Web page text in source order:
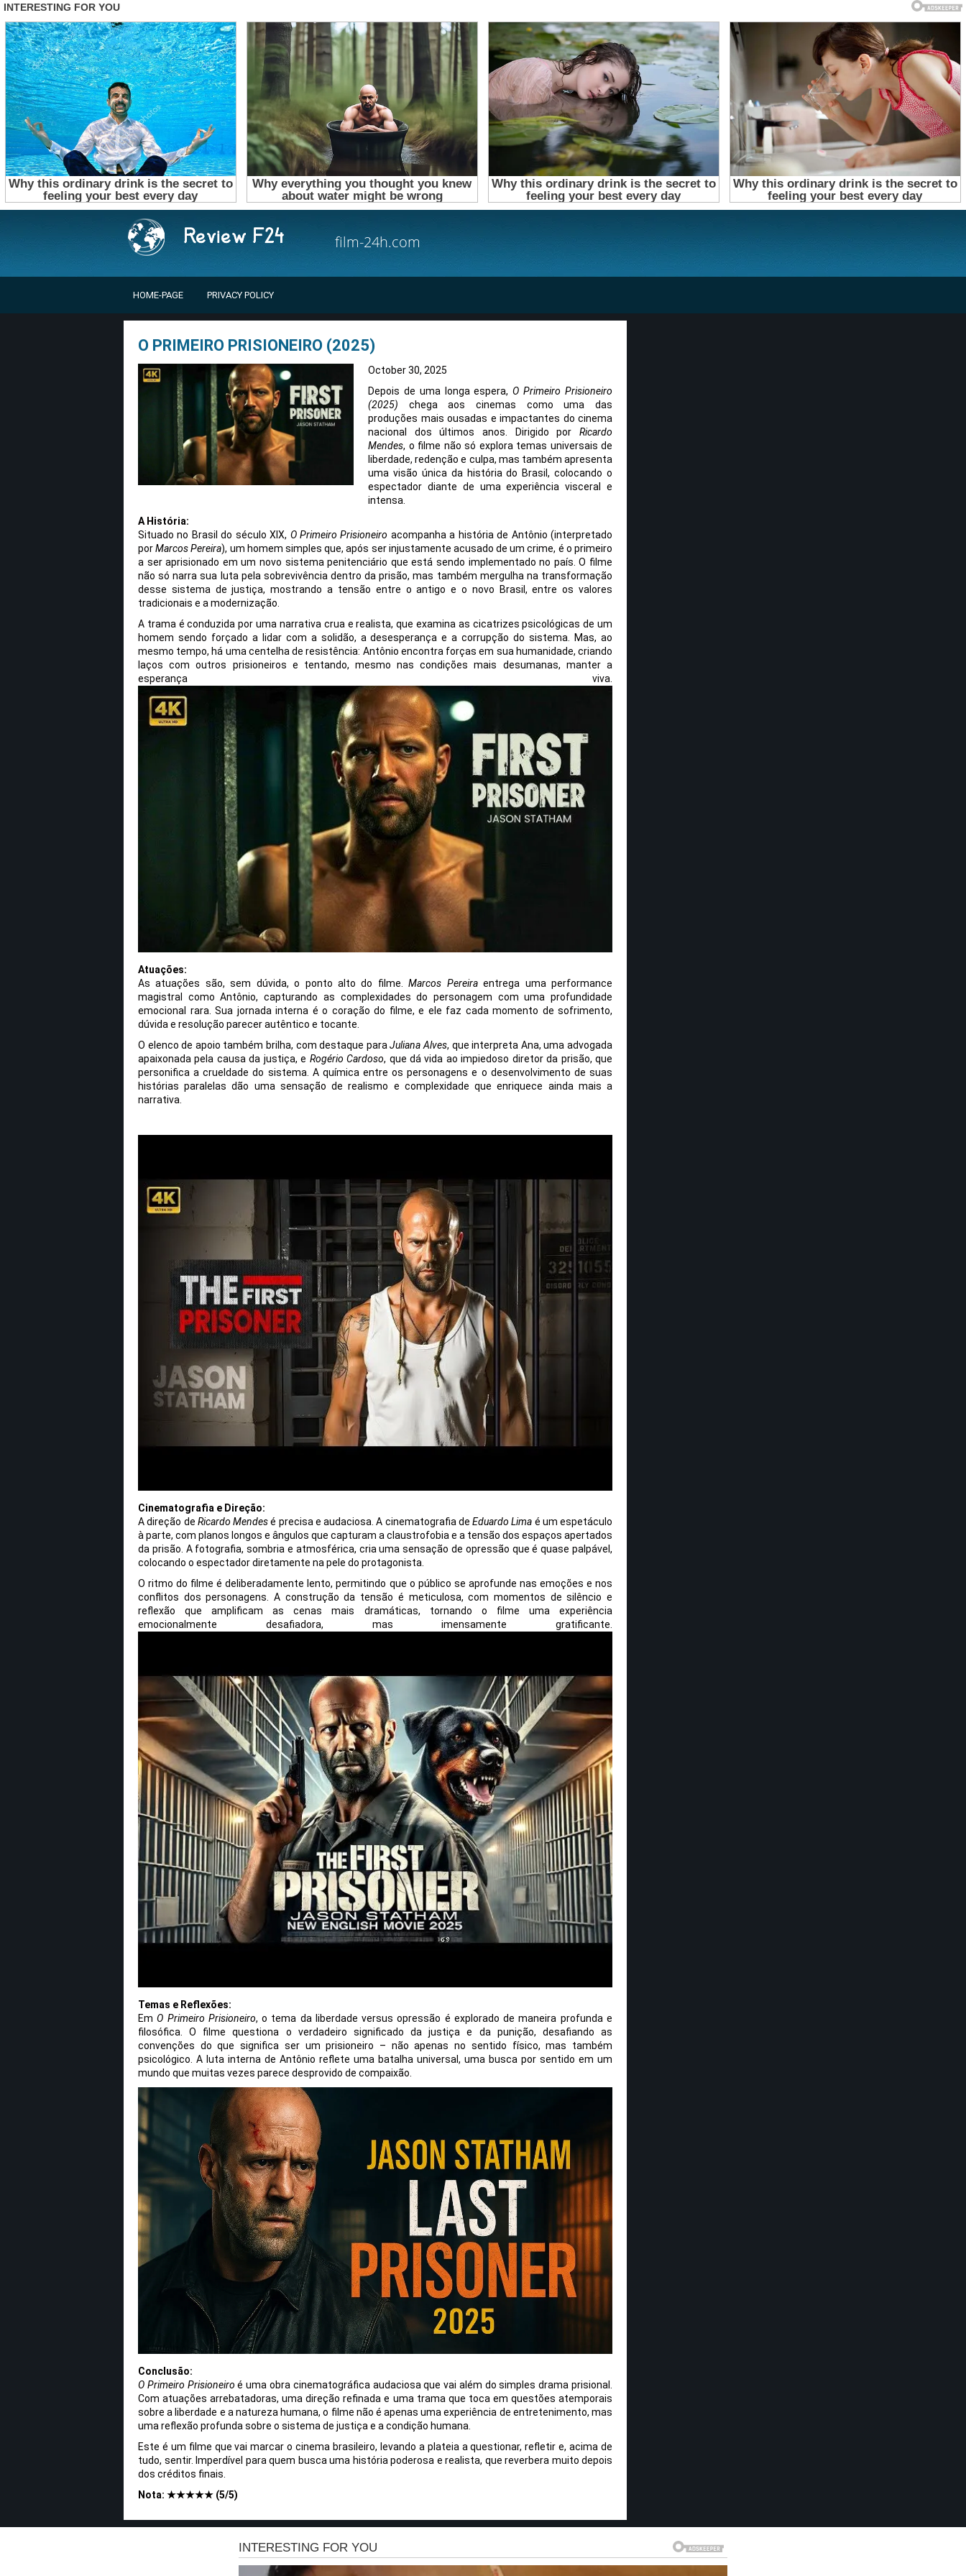
film-24h.com
HOME-PAGE PRIVACY POLICY
O PRIMEIRO PRISIONEIRO (2025)
October 30, 2025
Depois de uma longa espera,O Primeiro Prisioneiro
(2025) chega aos cinemas como uma das
produções mais ousadas e impactantes do cinema
nacional dos últimos anos. Dirigido por Ricardo
Mendes, o filme não só explora temas universais de
liberdade, redenção e culpa, mas também apresenta
uma visão única da história do Brasil, colocando o
espectador diante de uma experiência visceral e
intensa.
A História:
Situado no Brasil do século XIX, O Primeiro Prisioneiro acompanha a história de Antônio (interpretado
porMarcos Pereira), um homem simples que, após ser injustamente acusado de um crime, é o primeiro
a ser aprisionado em um novo sistema penitenciário que está sendo implementado no país. O filme
não só narra sua luta pela sobrevivência dentro da prisão, mas também mergulha na transformação
desse sistema de justiça, mostrando a tensão entre o antigo e o novo Brasil, entre os valores
tradicionais e a modernização.
A trama é conduzida por uma narrativa crua e realista, que examina as cicatrizes psicológicas de um
homem sendo forçado a lidar com a solidão, a desesperança e a corrupção do sistema. Mas, ao
mesmo tempo, há uma centelha de resistência: Antônio encontra forças em sua humanidade, criando
laços com outros prisioneiros e tentando, mesmo nas condições mais desumanas, manter a
esperança viva.
Atuações:
As atuações são, sem dúvida, o ponto alto do filme.Marcos Pereiraentrega uma performance
magistral como Antônio, capturando as complexidades do personagem com uma profundidade
emocional rara. Sua jornada interna é o coração do filme, e ele faz cada momento de sofrimento,
dúvida e resolução parecer autêntico e tocante.
O elenco de apoio também brilha, com destaque paraJuliana Alves, que interpreta Ana, uma advogada
apaixonada pela causa da justiça, e Rogério Cardoso, que dá vida ao impiedoso diretor da prisão, que
personifica a crueldade do sistema. A química entre os personagens e o desenvolvimento de suas
histórias paralelas dão uma sensação de realismo e complexidade que enriquece ainda mais a
narrativa.
Cinematografia e Direção:
A direção de Ricardo Mendesé precisa e audaciosa. A cinematografia de Eduardo Lima é um espetáculo
à parte, com planos longos e ângulos que capturam a claustrofobia e a tensão dos espaços apertados
da prisão. A fotografia, sombria e atmosférica, cria uma sensação de opressão que é quase palpável,
colocando o espectador diretamente na pele do protagonista.
O ritmo do filme é deliberadamente lento, permitindo que o público se aprofunde nas emoções e nos
conflitos dos personagens. A construção da tensão é meticulosa, com momentos de silêncio e
reflexão que amplificam as cenas mais dramáticas, tornando o filme uma experiência
emocionalmente desafiadora, mas imensamente gratificante.
Temas e Reflexões:
EmO Primeiro Prisioneiro, o tema da liberdade versus opressão é explorado de maneira profunda e
filosófica. O filme questiona o verdadeiro significado da justiça e da punição, desafiando as
convenções do que significa ser um prisioneiro – não apenas no sentido físico, mas também
psicológico. A luta interna de Antônio reflete uma batalha universal, uma busca por sentido em um
mundo que muitas vezes parece desprovido de compaixão.
Conclusão:
O Primeiro Prisioneiro é uma obra cinematográfica audaciosa que vai além do simples drama prisional.
Com atuações arrebatadoras, uma direção refinada e uma trama que toca em questões atemporais
sobre a liberdade e a natureza humana, o filme não é apenas uma experiência de entretenimento, mas
uma reflexão profunda sobre o sistema de justiça e a condição humana.
Este é um filme que vai marcar o cinema brasileiro, levando a plateia a questionar, refletir e, acima de
tudo, sentir. Imperdível para quem busca uma história poderosa e realista, que reverbera muito depois
dos créditos finais.
Nota: ★★★★★ (5/5)